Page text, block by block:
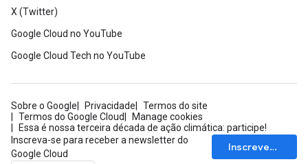
X (Twitter)
Google Cloud no YouTube
Google Cloud Tech no YouTube
Sobre o Google Privacidade
Termos do site
Termos do Google Cloud
Manage cookies
Essa é nossa terceira década de ação climática: participe!
Inscreva-se para receber a newsletter do
Google Cloud
Inscrever-se